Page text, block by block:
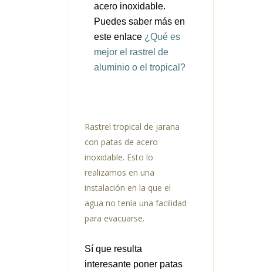
acero inoxidable.
Puedes saber más en
este enlace ¿Qué es
mejor el rastrel de
aluminio o el tropical?
Rastrel tropical de jarana
con patas de acero
inoxidable. Esto lo
realizamos en una
instalación en la que el
agua no tenía una facilidad
para evacuarse.
Sí que resulta
interesante poner patas